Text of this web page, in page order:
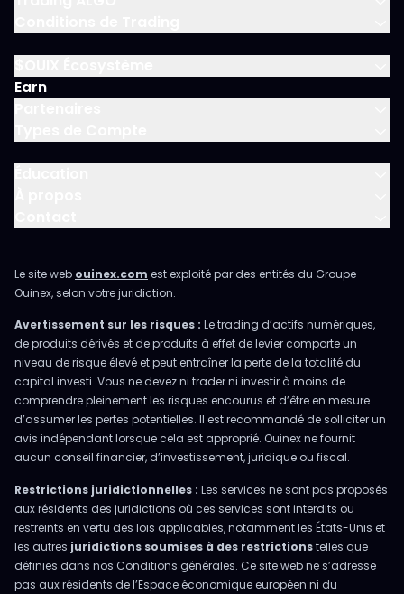
Earn
Le site web ouinex.com est exploité par des entités du Groupe
Ouinex, selon votre juridiction.
Avertissement sur les risques : Le trading d’actifs numériques,
de produits dérivés et de produits à effet de levier comporte un
niveau de risque élevé et peut entraîner la perte de la totalité du
capital investi. Vous ne devez ni trader ni investir à moins de
comprendre pleinement les risques encourus et d’être en mesure
d’assumer les pertes potentielles. Il est recommandé de solliciter un
avis indépendant lorsque cela est approprié. Ouinex ne fournit
aucun conseil financier, d’investissement, juridique ou fiscal.
Restrictions juridictionnelles : Les services ne sont pas proposés
aux résidents des juridictions où ces services sont interdits ou
restreints en vertu des lois applicables, notamment les États-Unis et
les autres juridictions soumises à des restrictionstelles que
définies dans nos Conditions générales. Ce site web ne s’adresse
pas aux résidents de l’Espace économique européen ni du